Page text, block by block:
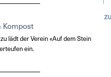
Kompost
lädt der Verein «Auf dem Stein
ein.